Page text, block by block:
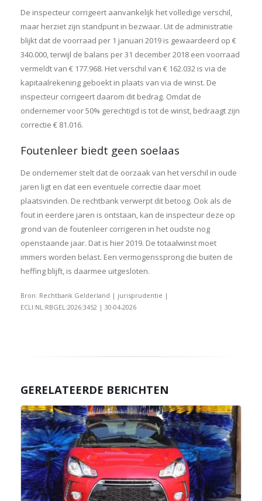
De inspecteur corrigeert aanvankelijk het volledige verschil,
maar herziet zijn standpunt in bezwaar. Uit de administratie
blijkt dat de voorraad per 1 januari 2019 is gewaardeerd op €
340.000, terwijl de balans per 31 december 2018 een voorraad
vermeldt van € 177.968. Het verschil van € 162.032 is via de
kapitaalrekening geboekt in plaats van via de winst. De
inspecteur corrigeert daarom dit bedrag. Omdat de
ondernemer voor 50% gerechtigd is tot de winst, bedraagt zijn
correctie € 81.016.
Foutenleer biedt geen soelaas
De ondernemer stelt dat de oorzaak van het verschil in oude
jaren ligt en dat een eventuele correctie daar moet
plaatsvinden. De rechtbank verwerpt dit betoog. Ook als de
fout in eerdere jaren is ontstaan, kan de inspecteur deze op
grond van de foutenleer corrigeren in het oudste nog
openstaande jaar. Dat is hier 2019. De totaalwinst moet
immers worden belast. Een vermogenssprong die buiten de
heffing blijft, is daarmee uitgesloten.
Bron: Rechtbank Gelderland | jurisprudentie |
ECLI:NL:RBGEL:2026:3452 | 30-04-2026
GERELATEERDE BERICHTEN